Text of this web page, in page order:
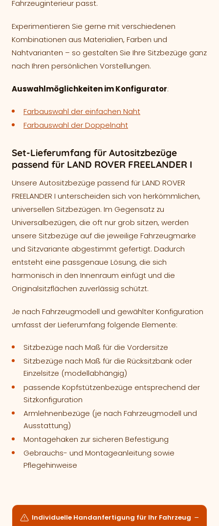
Fahrzeuginterieur passt.
Experimentieren Sie gerne mit verschiedenen
Kombinationen aus Materialien, Farben und
Nahtvarianten – so gestalten Sie Ihre Sitzbezüge ganz
nach Ihren persönlichen Vorstellungen.
Auswahlmöglichkeiten im Konfigurator:
Farbauswahl der einfachen Naht
Farbauswahl der Doppelnaht
Set-Lieferumfang für Autositzbezüge
passend für LAND ROVER FREELANDER I
Unsere Autositzbezüge passend für LAND ROVER
FREELANDER I unterscheiden sich von herkömmlichen,
universellen Sitzbezügen. Im Gegensatz zu
Universalbezügen, die oft nur grob sitzen, werden
unsere Sitzbezüge auf die jeweilige Fahrzeugmarke
und Sitzvariante abgestimmt gefertigt. Dadurch
entsteht eine passgenaue Lösung, die sich
harmonisch in den Innenraum einfügt und die
Originalsitzflächen zuverlässig schützt.
Je nach Fahrzeugmodell und gewählter Konfiguration
umfasst der Lieferumfang folgende Elemente:
Sitzbezüge nach Maß für die Vordersitze
Sitzbezüge nach Maß für die Rücksitzbank oder
Einzelsitze (modellabhängig)
passende Kopfstützenbezüge entsprechend der
Sitzkonfiguration
Armlehnenbezüge (je nach Fahrzeugmodell und
Ausstattung)
Montagehaken zur sicheren Befestigung
Gebrauchs- und Montageanleitung sowie
Pflegehinweise
Individuelle Handanfertigung für Ihr Fahrzeug